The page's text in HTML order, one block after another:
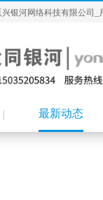
银河网络科技有限公司
最新动态